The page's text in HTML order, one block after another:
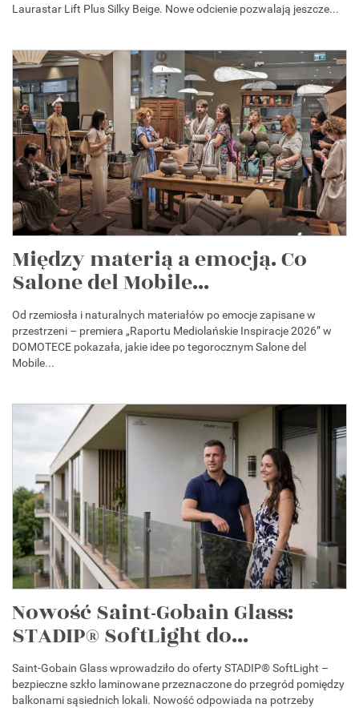
Laurastar Lift Plus Silky Beige. Nowe odcienie pozwalają jeszcze...
Między materią a emocją. Co
Salone del Mobile...
Od rzemiosła i naturalnych materiałów po emocje zapisane w
przestrzeni – premiera „Raportu Mediolańskie Inspiracje 2026” w
DOMOTECE pokazała, jakie idee po tegorocznym Salone del
Mobile...
Nowość Saint-Gobain Glass:
STADIP® SoftLight do...
Saint-Gobain Glass wprowadziło do oferty STADIP® SoftLight –
bezpieczne szkło laminowane przeznaczone do przegród pomiędzy
balkonami sąsiednich lokali. Nowość odpowiada na potrzeby